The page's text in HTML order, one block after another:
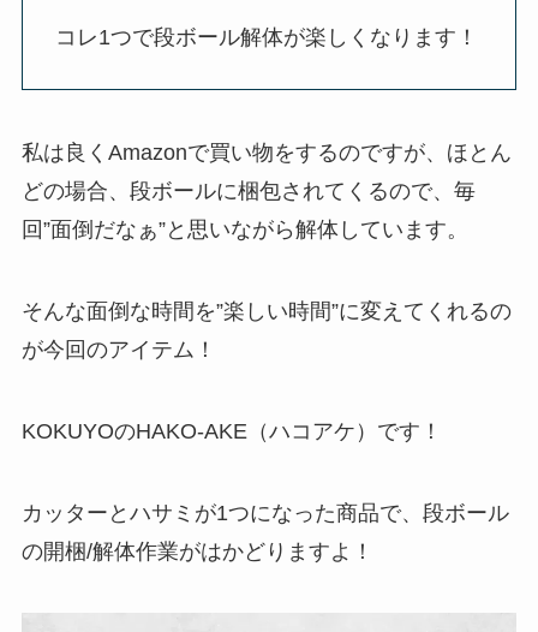
コレ1つで段ボール解体が楽しくなります！
私は良くAmazonで買い物をするのですが、ほとん
どの場合、段ボールに梱包されてくるので、毎
回”面倒だなぁ”と思いながら解体しています。
そんな面倒な時間を”楽しい時間”に変えてくれるの
が今回のアイテム！
KOKUYOのHAKO-AKE（ハコアケ）です！
カッターとハサミが1つになった商品で、段ボール
の開梱/解体作業がはかどりますよ！